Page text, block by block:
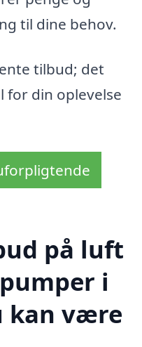
til dine behov.
tilbud; det
for din oplevelse
på luft
i
kan være